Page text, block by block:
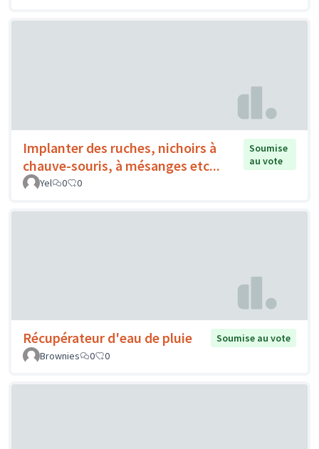
Implanter des ruches, nichoirs à
chauve-souris, à mésanges etc...
Soumise
au vote
Yel
0 0
Récupérateur d'eau de pluie
Soumise au vote
Brownies
0 0